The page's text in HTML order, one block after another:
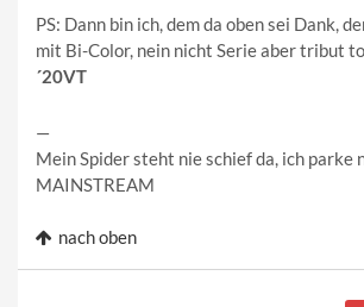
PS: Dann bin ich, dem da oben sei Dank,
mit Bi-Color, nein nicht Serie aber tribut
´20VT
—
Mein Spider steht nie schief da, ich parke
MAINSTREAM
nach oben